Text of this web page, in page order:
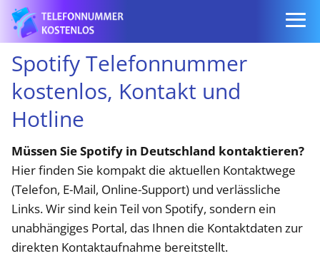
Spotify Telefonnummer
kostenlos, Kontakt und
Hotline
Müssen Sie Spotify in Deutschland kontaktieren?
Hier finden Sie kompakt die aktuellen Kontaktwege
(Telefon, E-Mail, Online-Support) und verlässliche
Links. Wir sind kein Teil von Spotify, sondern ein
unabhängiges Portal, das Ihnen die Kontaktdaten zur
direkten Kontaktaufnahme bereitstellt.